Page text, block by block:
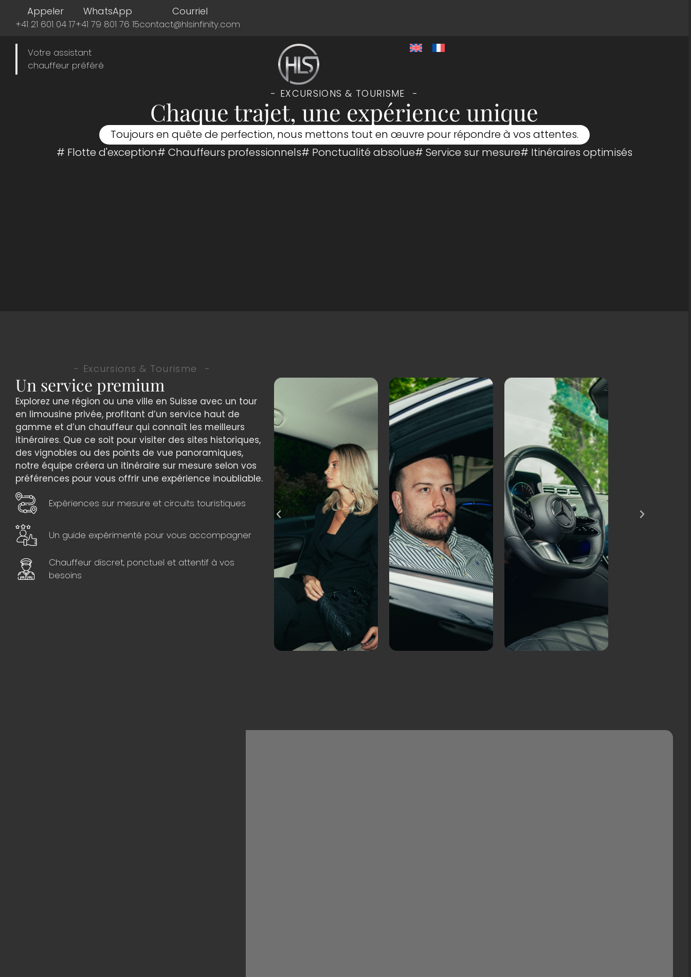
Appeler
+41 21 601 04 17
WhatsApp
+41 79 801 76 15
Courriel
contact@hlsinfinity.com
Votre assistant
chauffeur préféré
EXCURSIONS & TOURISME
Chaque trajet, une expérience unique
Toujours en quête de perfection, nous mettons tout en œuvre pour répondre à vos attentes.
# Flotte d'exception# Chauffeurs professionnels# Ponctualité absolue# Service sur mesure# Itinéraires optimisés
Excursions & Tourisme
Un service premium
Explorez une région ou une ville en Suisse avec un tour
en limousine privée, profitant d’un service haut de
gamme et d’un chauffeur qui connaît les meilleurs
itinéraires. Que ce soit pour visiter des sites historiques,
des vignobles ou des points de vue panoramiques,
notre équipe créera un itinéraire sur mesure selon vos
préférences pour vous offrir une expérience inoubliable.
Expériences sur mesure et circuits touristiques
Un guide expérimenté pour vous accompagner
Chauffeur discret, ponctuel et attentif à vos
besoins